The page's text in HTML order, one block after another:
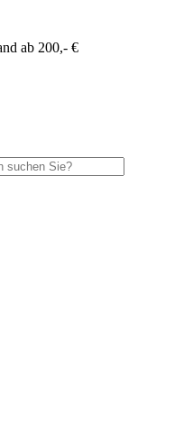
ab 200,- €